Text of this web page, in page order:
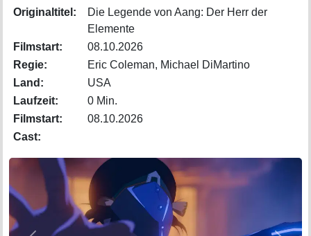
Originaltitel:
Die Legende von Aang: Der Herr der
Elemente
Filmstart:
08.10.2026
Regie:
Eric Coleman, Michael DiMartino
Land:
USA
Laufzeit:
0 Min.
Filmstart:
08.10.2026
Cast: